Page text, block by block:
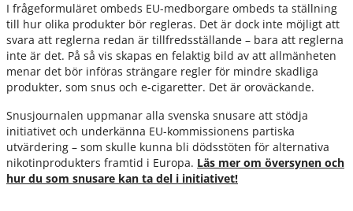
I frågeformuläret ombeds EU-medborgare ombeds ta ställning
till hur olika produkter bör regleras. Det är dock inte möjligt att
svara att reglerna redan är tillfredsställande – bara att reglerna
inte är det. På så vis skapas en felaktig bild av att allmänheten
menar det bör införas strängare regler för mindre skadliga
produkter, som snus och e-cigaretter. Det är oroväckande.
Snusjournalen uppmanar alla svenska snusare att stödja
initiativet och underkänna EU-kommissionens partiska
utvärdering – som skulle kunna bli dödsstöten för alternativa
nikotinprodukters framtid i Europa. Läs mer om översynen och
hur du som snusare kan ta del i initiativet!